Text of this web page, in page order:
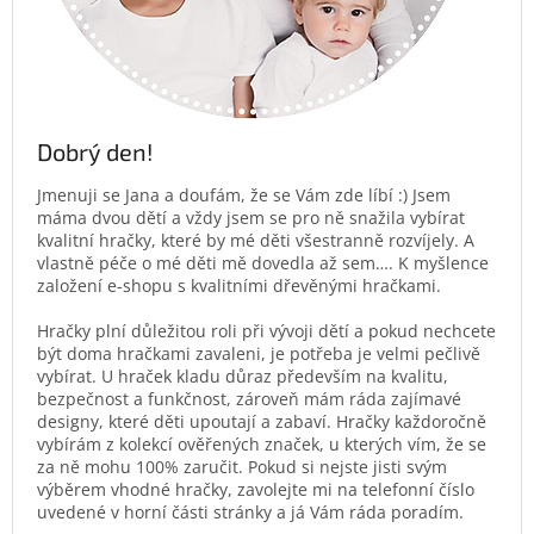
Dobrý den!
Jmenuji se Jana a doufám, že se Vám zde líbí :) Jsem
máma dvou dětí a vždy jsem se pro ně snažila vybírat
kvalitní hračky, které by mé děti všestranně rozvíjely. A
vlastně péče o mé děti mě dovedla až sem…. K myšlence
založení e-shopu s kvalitními dřevěnými hračkami.
Hračky plní důležitou roli při vývoji dětí a pokud nechcete
být doma hračkami zavaleni, je potřeba je velmi pečlivě
vybírat. U hraček kladu důraz především na kvalitu,
bezpečnost a funkčnost, zároveň mám ráda zajímavé
designy, které děti upoutají a zabaví. Hračky každoročně
vybírám z kolekcí ověřených značek, u kterých vím, že se
za ně mohu 100% zaručit. Pokud si nejste jisti svým
výběrem vhodné hračky, zavolejte mi na telefonní číslo
uvedené v horní části stránky a já Vám ráda poradím.